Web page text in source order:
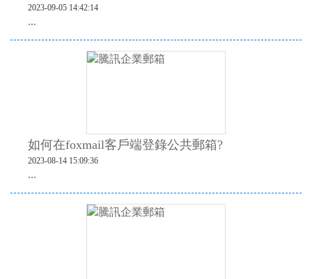
2023-09-05 14:42:14
...
如何在foxmail客戶端登錄公共郵箱?
2023-08-14 15:09:36
...